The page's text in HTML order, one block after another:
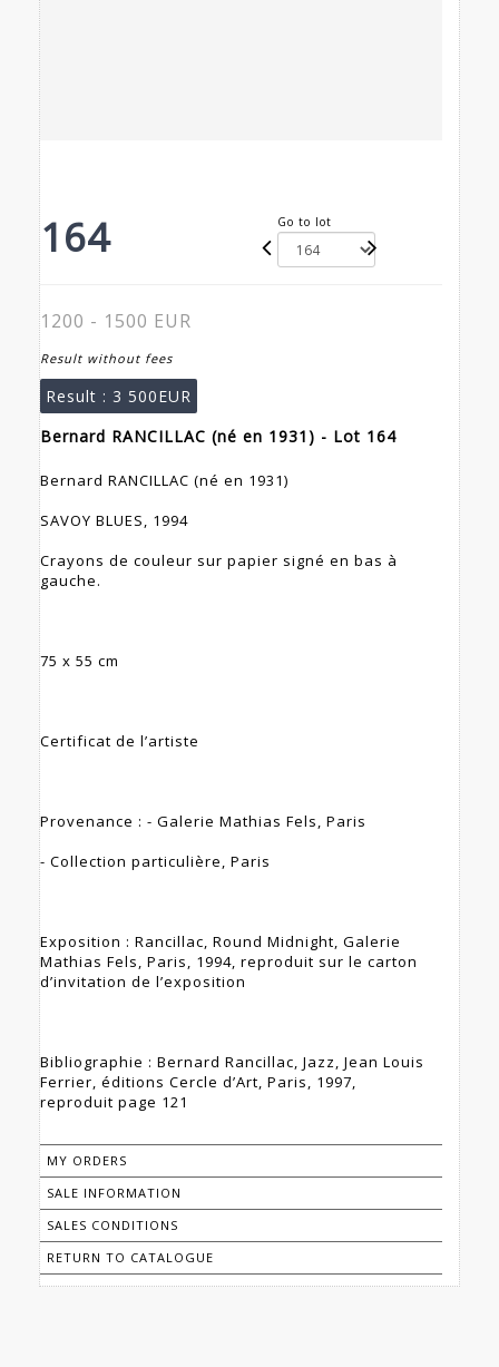
164 Go to lot
1200 - 1500 EUR
Result without fees
Result : 3 500EUR
Bernard RANCILLAC (né en 1931) - Lot 164
Bernard RANCILLAC (né en 1931)
SAVOY BLUES, 1994
Crayons de couleur sur papier signé en bas à
gauche.
75 x 55 cm
Certificat de l’artiste
Provenance : - Galerie Mathias Fels, Paris
- Collection particulière, Paris
Exposition : Rancillac, Round Midnight, Galerie
Mathias Fels, Paris, 1994, reproduit sur le carton
d’invitation de l’exposition
Bibliographie : Bernard Rancillac, Jazz, Jean Louis
Ferrier, éditions Cercle d’Art, Paris, 1997,
reproduit page 121
MY ORDERS
SALE INFORMATION
SALES CONDITIONS
RETURN TO CATALOGUE